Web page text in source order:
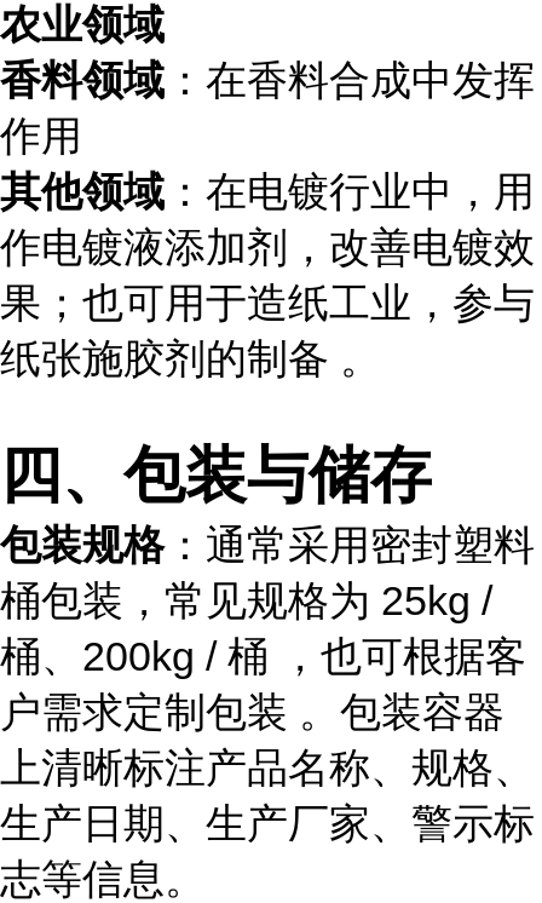
农业领域
香料领域 ：在香料合成中发挥
作用
其他领域 ：在电镀行业中，用
作电镀液添加剂，改善电镀效
果；也可用于造纸工业，参与
纸张施胶剂的制备 。
四、包装与储存
包装规格：通常采用密封塑料
桶包装，常见规格为 25kg /
桶、200kg / 桶 ，也可根据客
户需求定制包装 。包装容器
上清晰标注产品名称、规格、
生产日期、生产厂家、警示标
志等信息。